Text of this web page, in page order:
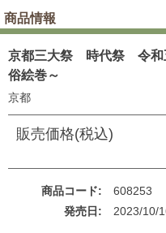
商品情報
京都三大祭 時代祭 令和
俗絵巻～
京都
販売価格(税込)
商品コード
608253
発売日
2023/10/